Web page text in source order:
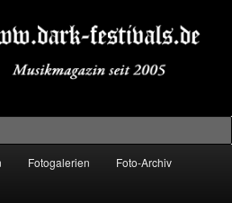
Fotogalerien Foto-Archiv